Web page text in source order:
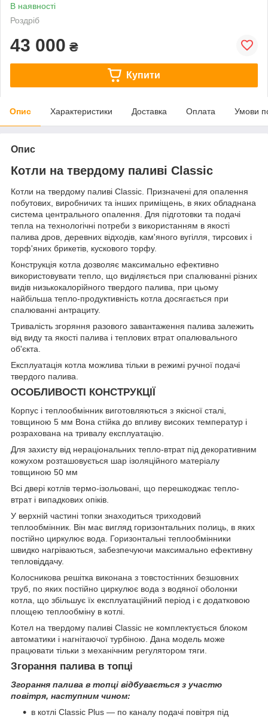
В наявності
Роздріб
43 000 ₴
Купити
Опис Характеристики Доставка Оплата Умови
Опис
Котли на твердому паливі Classic
Котли на твердому паливі Classic. Призначені для опалення
побутових, виробничих та інших приміщень, в яких обладнана
система центрального опалення. Для підготовки та подачі
тепла на технологічні потреби з використанням в якості
палива дров, деревних відходів, кам'яного вугілля, тирсових і
торф'яних брикетів, кускового торфу.
Конструкція котла дозволяє максимально ефективно
використовувати тепло, що виділяється при спалюванні різних
видів низькокалорійного твердого палива, при цьому
найбільша тепло-продуктивність котла досягається при
спалюванні антрациту.
Тривалість згоряння разового завантаження палива залежить
від виду та якості палива і теплових втрат опалювального
об'єкта.
Експлуатація котла можлива тільки в режимі ручної подачі
твердого палива.
ОСОБЛИВОСТІ КОНСТРУКЦІЇ
Корпус і теплообмінник виготовляються з якісної сталі,
товщиною 5 мм Вона стійка до впливу високих температур і
розрахована на тривалу експлуатацію.
Для захисту від нераціональних тепло-втрат під декоративним
кожухом розташовується шар ізоляційного матеріалу
товщиною 50 мм
Всі двері котлів термо-ізольовані, що перешкоджає тепло-
втрат і випадкових опіків.
У верхній частині топки знаходиться триходовий
теплообмінник. Він має вигляд горизонтальних полиць, в яких
постійно циркулює вода. Горизонтальні теплообмінники
швидко нагріваються, забезпечуючи максимально ефективну
тепловіддачу.
Колосникова решітка виконана з товстостінних безшовних
труб, по яких постійно циркулює вода з водяної оболонки
котла, що збільшує їх експлуатаційний період і є додатковою
площею теплообміну в котлі.
Котел на твердому паливі Classic не комплектується блоком
автоматики і нагнітаючої турбіною. Дана модель може
працювати тільки з механічним регулятором тяги.
Згорання палива в топці
Згорання палива в топці відбувається з участю
повітря, наступним чином:
в котлі Classic Plus — по каналу подачі повітря під